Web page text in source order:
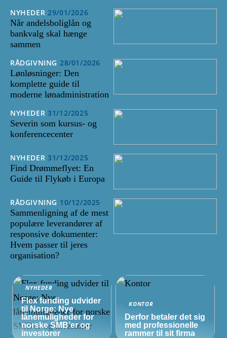
NYHEDER 29/01/2026
Når andelsboliglån og
bankvalg skal hænge
sammen
RÅDGIVNING 28/01/2026
Lønløsninger: Den
komplette guide til
moderne lønadministration
NYHEDER 31/12/2025
Severin som kursus- og
konferencecenter
NYHEDER 31/12/2025
Find Drømmeflyet: En
Guide til Flykøb i Europa
RÅDGIVNING 10/12/2025
Sammenligning af de mest
populære leverandører af
responsive dokumenter:
Hvem passer til jeres
organisation?
NYHEDER
Flex funding udvider
til Norge: Nye
lånemuligheder for
norskeSMB’erog
investorer
KONTOR
Derfor betaler det sig
med professionelle
rammer til sit firma